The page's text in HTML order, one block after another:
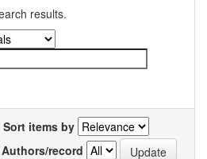
results.
Sort items by
Authors/record